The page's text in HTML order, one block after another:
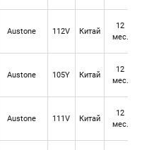
Austone 112V Китай
12
мес.
Austone 105Y Китай
12
мес.
Austone 111V Китай
12
мес.